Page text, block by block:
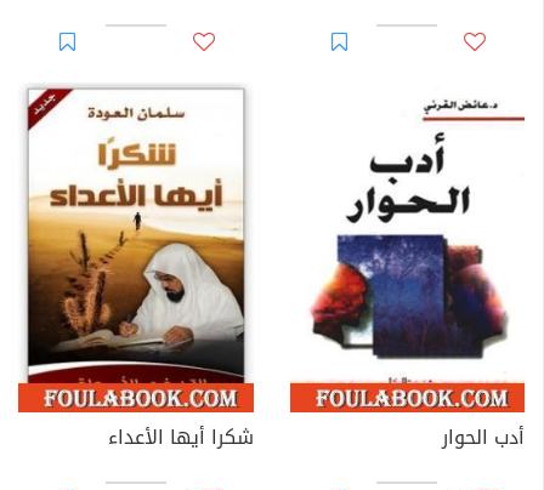
أدب الحوار
شكرا أيها الأعداء